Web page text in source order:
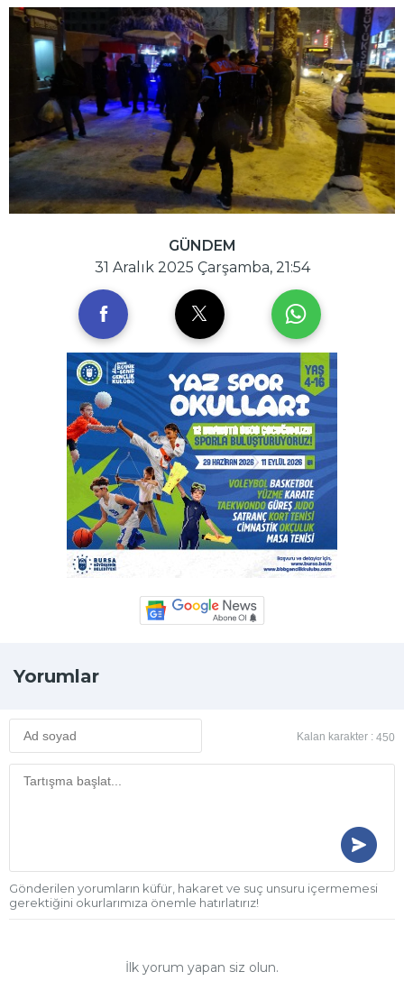
GÜNDEM
31 Aralık 2025 Çarşamba, 21:54
Yorumlar
Kalan karakter : 450
Gönderilen yorumların küfür, hakaret ve suç unsuru içermemesi
gerektiğini okurlarımıza önemle hatırlatırız!
İlk yorum yapan siz olun.